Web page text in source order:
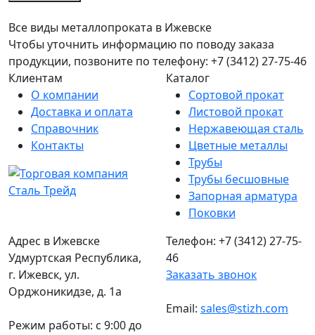
Все виды металлопроката в Ижевске
Чтобы уточнить информацию по поводу заказа
продукции, позвоните по телефону: +7 (3412) 27-75-46
Клиентам
О компании
Доставка и оплата
Справочник
Контакты
Каталог
Сортовой прокат
Листовой прокат
Нержавеющая сталь
Цветные металлы
Трубы
Трубы бесшовные
Запорная арматура
Поковки
Адрес в Ижевске
Удмуртская Республика,
г. Ижевск, ул.
Орджоникидзе, д. 1а
Режим работы: c 9:00 до
Телефон: +7 (3412) 27-75-
46
Заказать звонок
Email: sales@stizh.com